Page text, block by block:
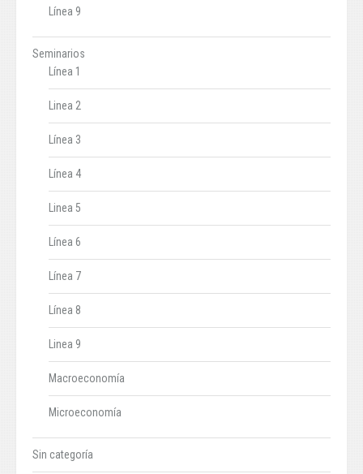
Línea 9
Seminarios
Línea 1
Linea 2
Línea 3
Línea 4
Linea 5
Línea 6
Línea 7
Línea 8
Linea 9
Macroeconomía
Microeconomía
Sin categoría